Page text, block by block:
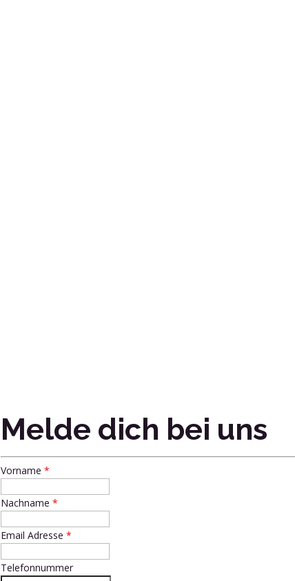
Melde dich bei uns
Vorname *
Nachname *
Email Adresse *
Telefonnummer